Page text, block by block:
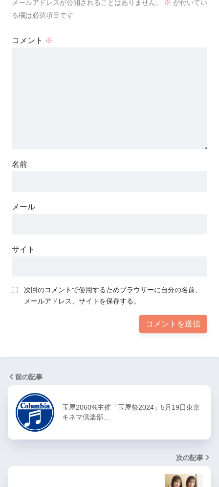
メールアドレスが公開されることはありません。 ※ が付いてい
る欄は必須項目です
コメント ※
名前
メール
サイト
次回のコメントで使用するためブラウザーに自分の名前、
メールアドレス、サイトを保存する。
前の記事
玉屋2060%主催「玉屋祭2024」5月19日東京
キネマ倶楽部…
次の記事